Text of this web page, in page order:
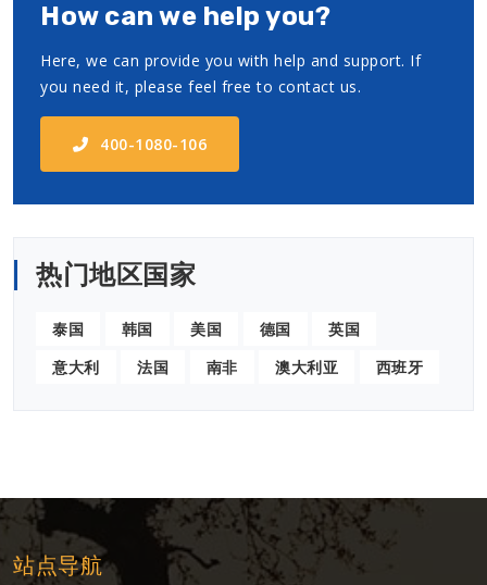
How can we help you?
Here, we can provide you with help and support. If
you need it, please feel free to contact us.
400-1080-106
热门地区国家
泰国 韩国 美国 德国
英国
意大利
法国 南非 澳大利亚 西班牙
站点导航